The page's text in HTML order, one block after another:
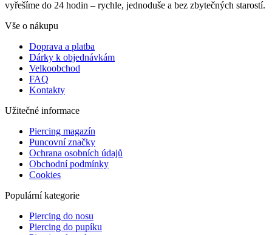
vyřešíme do 24 hodin – rychle, jednoduše a bez zbytečných starostí.
Vše o nákupu
Doprava a platba
Dárky k objednávkám
Velkoobchod
FAQ
Kontakty
Užitečné informace
Piercing magazín
Puncovní značky
Ochrana osobních údajů
Obchodní podmínky
Cookies
Populární kategorie
Piercing do nosu
Piercing do pupíku